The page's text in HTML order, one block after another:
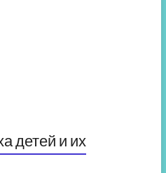
детей и их